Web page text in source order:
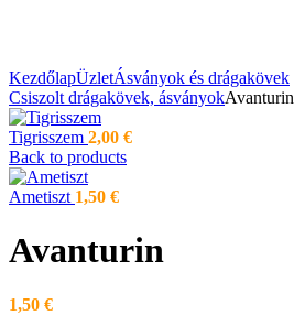
KezdőlapÜzletÁsványok és drágakövek
Csiszolt drágakövek, ásványokAvanturin
Tigrisszem 2,00 €
Back to products
Ametiszt 1,50 €
Avanturin
1,50 €